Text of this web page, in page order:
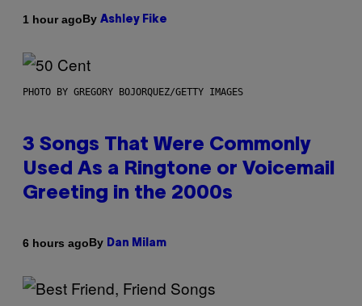
1 hour agoBy Ashley Fike
PHOTO BY GREGORY BOJORQUEZ/GETTY IMAGES
3 Songs That Were Commonly
Used As a Ringtone or Voicemail
Greeting in the 2000s
6 hours agoBy Dan Milam